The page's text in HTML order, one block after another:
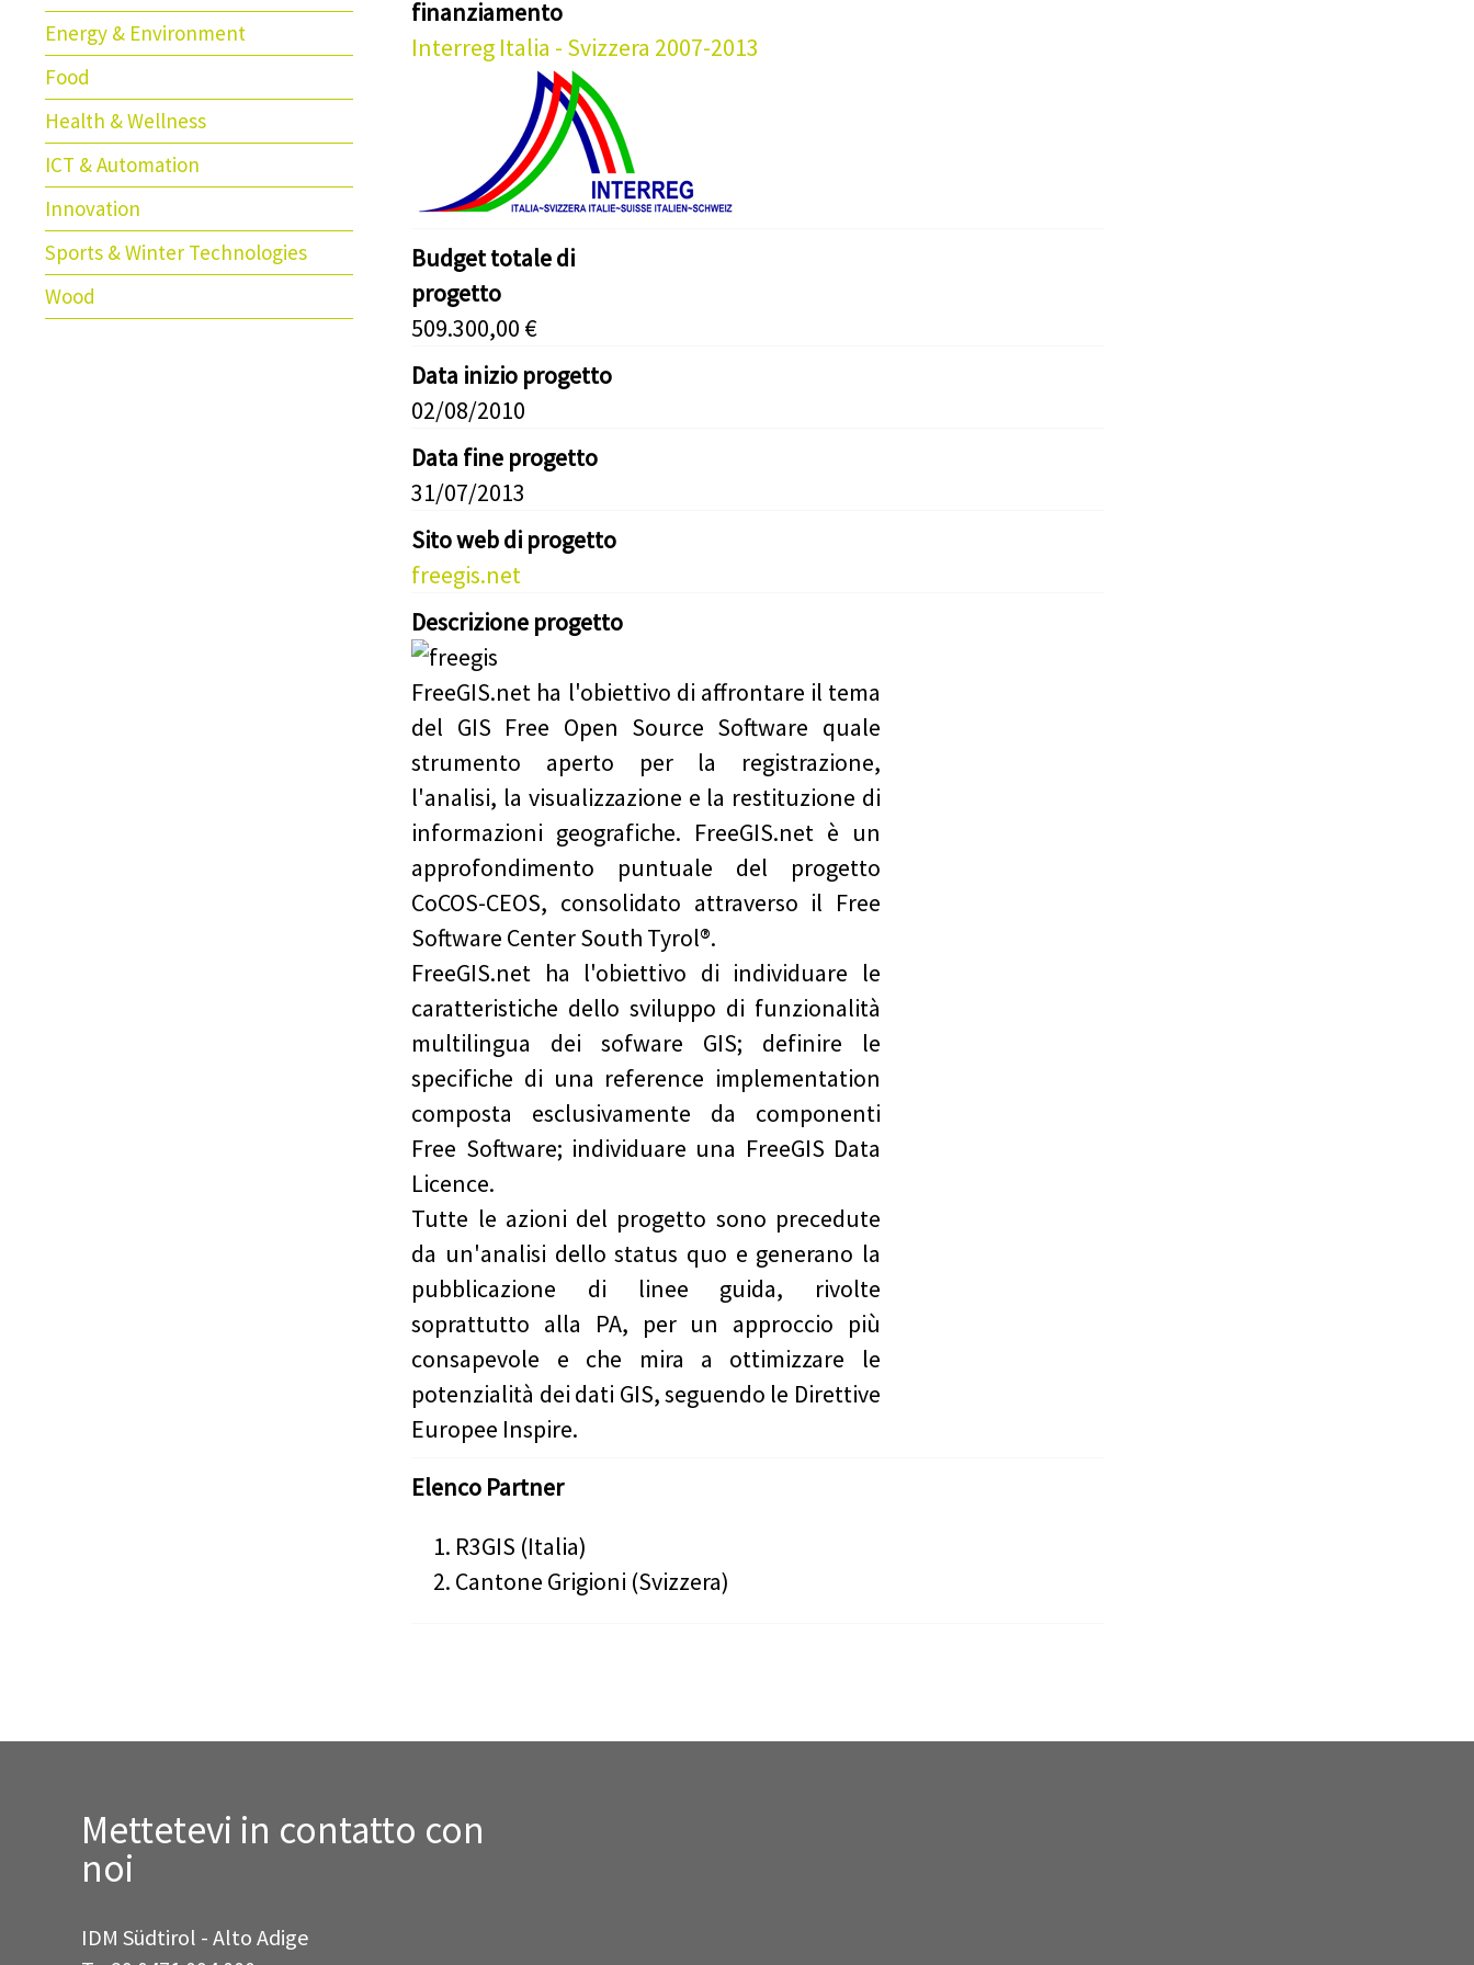
Energy & Environment
Food
Health & Wellness
ICT & Automation
Innovation
Sports & Winter Technologies
Wood
finanziamento
Interreg Italia - Svizzera 2007-2013
Budget totale di
progetto
509.300,00 €
Data inizio progetto
02/08/2010
Data fine progetto
31/07/2013
Sito web di progetto
freegis.net
Descrizione progetto
FreeGIS.net ha l'obiettivo di affrontare il tema
del GIS Free Open Source Software quale
strumento aperto per la registrazione,
l'analisi, la visualizzazione e la restituzione di
informazioni geografiche. FreeGIS.net è un
approfondimento puntuale del progetto
CoCOS-CEOS, consolidato attraverso il Free
Software Center South Tyrol®.
FreeGIS.net ha l'obiettivo di individuare le
caratteristiche dello sviluppo di funzionalità
multilingua dei sofware GIS; definire le
specifiche di una reference implementation
composta esclusivamente da componenti
Free Software; individuare una FreeGIS Data
Licence.
Tutte le azioni del progetto sono precedute
da un'analisi dello status quo e generano la
pubblicazione di linee guida, rivolte
soprattutto alla PA, per un approccio più
consapevole e che mira a ottimizzare le
potenzialità dei dati GIS, seguendo le Direttive
Europee Inspire.
Elenco Partner
R3GIS (Italia)
Cantone Grigioni (Svizzera)
Mettetevi in contatto con
noi
IDM Südtirol - Alto Adige